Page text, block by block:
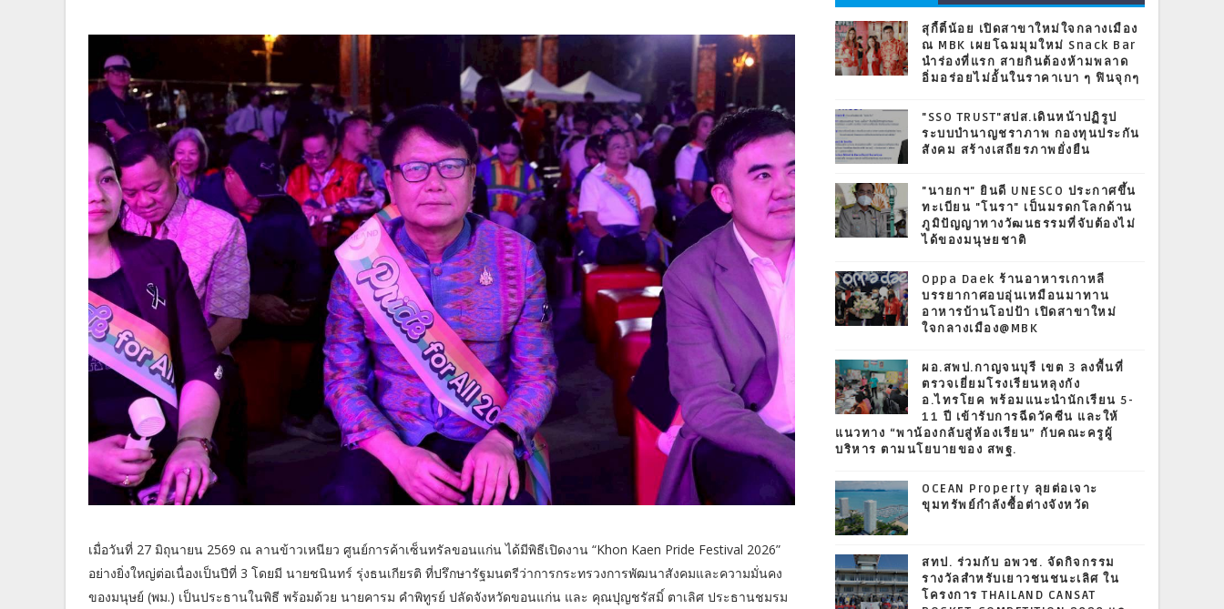
เมื่อวันที่ 27 มิถุนายน 2569 ณ ลานข้าวเหนียว ศูนย์การค้าเซ็นทรัลขอนแก่น ได้มีพิธีเปิดงาน “Khon Kaen Pride Festival 2026”
อย่างยิ่งใหญ่ต่อเนื่องเป็นปีที่ 3 โดยมี นายชนินทร์ รุ่งธนเกียรติ ที่ปรึกษารัฐมนตรีว่าการกระทรวงการพัฒนาสังคมและความมั่นคง
ของมนุษย์ (พม.) เป็นประธานในพิธี พร้อมด้วย นายคารม คำพิทูรย์ ปลัดจังหวัดขอนแก่น และ คุณปุญชรัสมิ์ ตาเลิศ ประธานชมรม
สุกี้ตี๋น้อย เปิดสาขาใหม่ใจกลางเมือง
ณ MBK เผยโฉมมุมใหม่ Snack Bar
นำร่องที่แรก สายกินต้องห้ามพลาด
อิ่มอร่อยไม่อั้นในราคาเบา ๆ ฟินจุกๆ
"SSO TRUST"สปส.เดินหน้าปฏิรูป
ระบบบำนาญชราภาพ กองทุนประกัน
สังคม สร้างเสถียรภาพยั่งยืน
"นายกฯ" ยินดี UNESCO ประกาศขึ้น
ทะเบียน "โนรา" เป็นมรดกโลกด้าน
ภูมิปัญญาทางวัฒนธรรมที่จับต้องไม่
ได้ของมนุษยชาติ
Oppa Daek ร้านอาหารเกาหลี
บรรยากาศอบอุ่นเหมือนมาทาน
อาหารบ้านโอปป้า เปิดสาขาใหม่
ใจกลางเมือง@MBK
ผอ.สพป.กาญจนบุรี เขต 3 ลงพื้นที่
ตรวจเยี่ยมโรงเรียนหลุงกัง
อ.ไทรโยค พร้อมแนะนำนักเรียน 5-
11 ปี เข้ารับการฉีดวัคซีน และให้
แนวทาง “พาน้องกลับสู่ห้องเรียน” กับคณะครูผู้
บริหาร ตามนโยบายของ สพฐ.
OCEAN Property ลุยต่อเจาะ
ขุมทรัพย์กำลังซื้อต่างจังหวัด
สทป. ร่วมกับ อพวช. จัดกิจกรรม
รางวัลสำหรับเยาวชนชนะเลิศ ใน
โครงการ THAILAND CANSAT